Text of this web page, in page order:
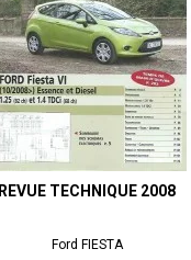
REVUE TECHNIQUE 2008
Ford FIESTA